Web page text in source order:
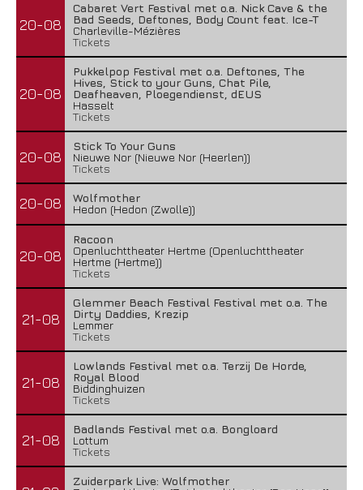
20-08
Cabaret Vert Festival met o.a. Nick Cave & the
Bad Seeds, Deftones, Body Count feat. Ice-T
Charleville-Mézières
Tickets
20-08
Pukkelpop Festival met o.a. Deftones, The
Hives, Stick to your Guns, Chat Pile,
Deafheaven, Ploegendienst, dEUS
Hasselt
Tickets
20-08
Stick To Your Guns
Nieuwe Nor (Nieuwe Nor (Heerlen))
Tickets
20-08
Wolfmother
Hedon (Hedon (Zwolle))
20-08
Racoon
Openluchttheater Hertme (Openluchttheater
Hertme (Hertme))
Tickets
21-08
Glemmer Beach Festival Festival met o.a. The
Dirty Daddies, Krezip
Lemmer
Tickets
21-08
Lowlands Festival met o.a. Terzij De Horde,
Royal Blood
Biddinghuizen
Tickets
21-08
Badlands Festival met o.a. Bongloard
Lottum
Tickets
Zuiderpark Live: Wolfmother